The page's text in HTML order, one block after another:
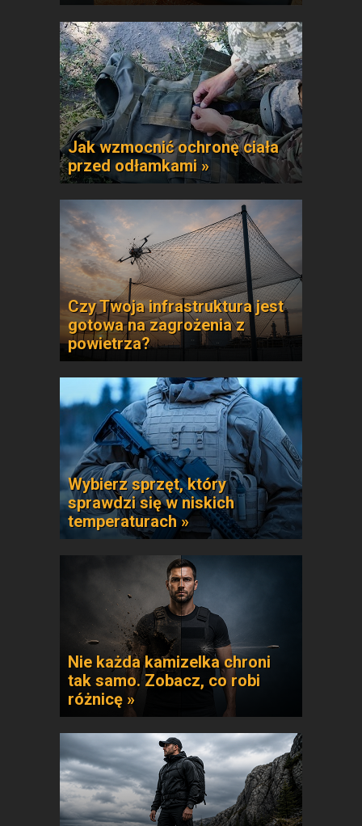
Jak wzmocnić ochronę ciała
przed odłamkami »
Czy Twoja infrastruktura jest
gotowa na zagrożenia z
powietrza?
Wybierz sprzęt, który
sprawdzi się w niskich
temperaturach »
Nie każda kamizelka chroni
tak samo. Zobacz, co robi
różnicę »